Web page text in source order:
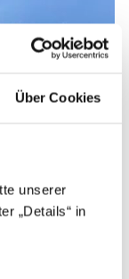
Über Cookies
unserer
„Details“ in